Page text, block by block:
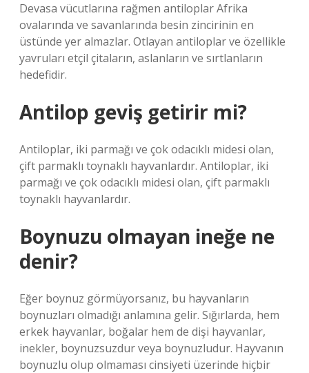
Devasa vücutlarına rağmen antiloplar Afrika
ovalarında ve savanlarında besin zincirinin en
üstünde yer almazlar. Otlayan antiloplar ve özellikle
yavruları etçil çitaların, aslanların ve sırtlanların
hedefidir.
Antilop geviş getirir mi?
Antiloplar, iki parmağı ve çok odacıklı midesi olan,
çift parmaklı toynaklı hayvanlardır. Antiloplar, iki
parmağı ve çok odacıklı midesi olan, çift parmaklı
toynaklı hayvanlardır.
Boynuzu olmayan ineğe ne
denir?
Eğer boynuz görmüyorsanız, bu hayvanların
boynuzları olmadığı anlamına gelir. Sığırlarda, hem
erkek hayvanlar, boğalar hem de dişi hayvanlar,
inekler, boynuzsuzdur veya boynuzludur. Hayvanın
boynuzlu olup olmaması cinsiyeti üzerinde hiçbir